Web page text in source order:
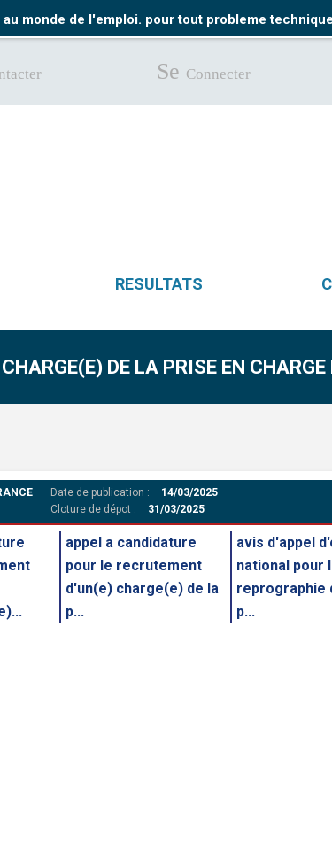
monde de l'emploi. pour tout probleme
Se Connecter
RESULTATS
DE LA PRISE EN
Date de publication :
14/03/2025
Cloture de dépot :
31/03/2025
appel a candidature
pour le recrutement
d'un(e) charge(e) de la
p...
avis d'appel
national pour
reprographie
p...